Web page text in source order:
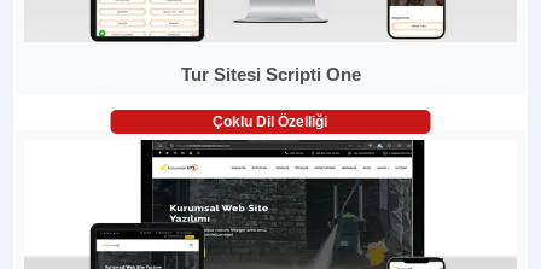
Tur Sitesi Scripti One
Çoklu Dil Özelliği